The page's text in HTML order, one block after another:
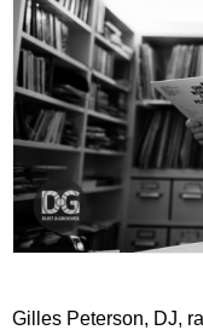
Gilles Peterson, DJ,